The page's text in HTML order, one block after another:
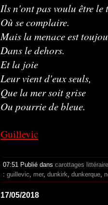
Ils n'ont pas voulu être le
Où se complaire.
Mais la menace est
Dans le dehors.
Et la joie
Leur vient d'eux seuls,
Que la mer soit grise
Ou pourrie de bleue.
Guillevic
07:51 Publié dans carottages
: guillevic mer, dunkirk dunkerque
17/05/2018